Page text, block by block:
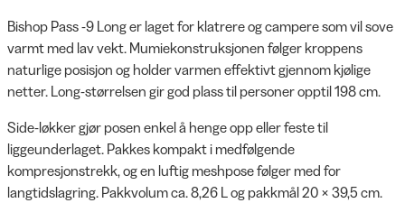
Bishop Pass -9 Long er laget for klatrere og campere som vil sove
varmt med lav vekt. Mumiekonstruksjonen følger kroppens
naturlige posisjon og holder varmen effektivt gjennom kjølige
netter. Long-størrelsen gir god plass til personer opptil 198 cm.
Side-løkker gjør posen enkel å henge opp eller feste til
liggeunderlaget. Pakkes kompakt i medfølgende
kompresjonstrekk, og en luftig meshpose følger med for
langtidslagring. Pakkvolum ca. 8,26 L og pakkmål 20 × 39,5 cm.